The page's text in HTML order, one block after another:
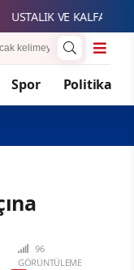
VE KALFALIK
Spor Politika
96
GÖRÜNTÜLEME